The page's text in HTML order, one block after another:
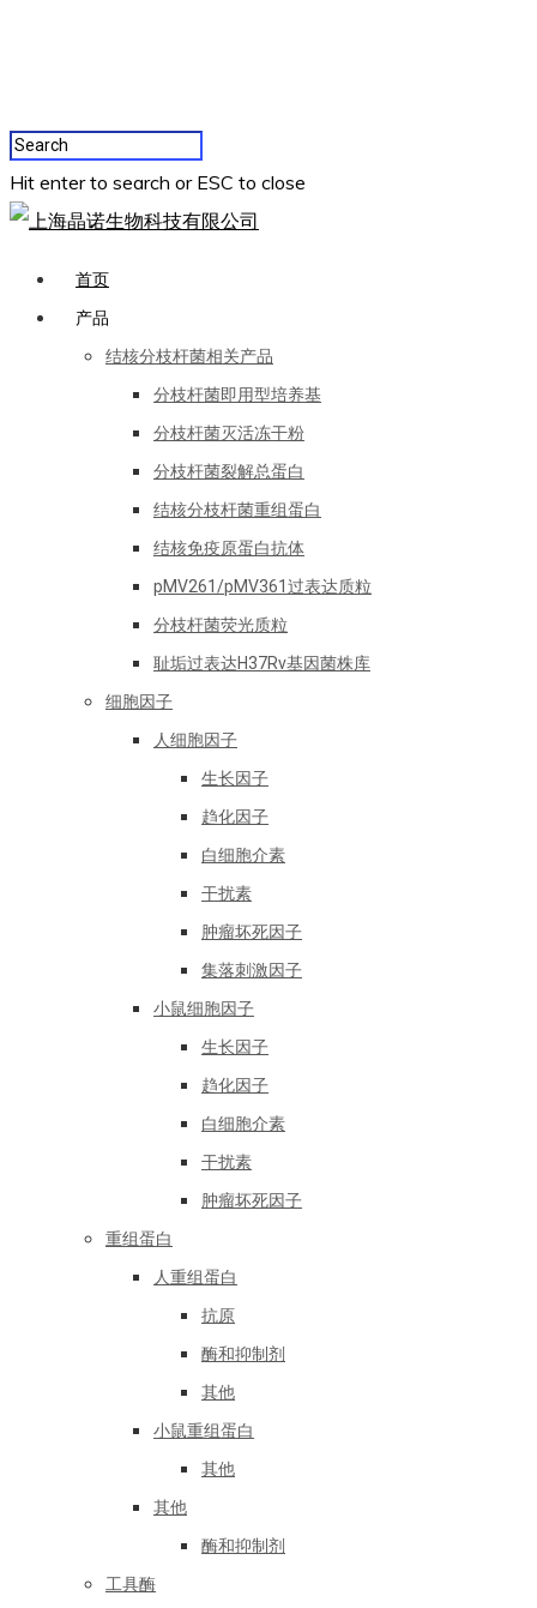
Hit enter to search or ESC to close
首页
产品
结核分枝杆菌相关产品
分枝杆菌即用型培养基
分枝杆菌灭活冻干粉
分枝杆菌裂解总蛋白
结核分枝杆菌重组蛋白
结核免疫原蛋白抗体
pMV261/pMV361过表达质粒
分枝杆菌荧光质粒
耻垢过表达H37Rv基因菌株库
细胞因子
人细胞因子
生长因子
趋化因子
白细胞介素
干扰素
肿瘤坏死因子
集落刺激因子
小鼠细胞因子
生长因子
趋化因子
白细胞介素
干扰素
肿瘤坏死因子
重组蛋白
人重组蛋白
抗原
酶和抑制剂
其他
小鼠重组蛋白
其他
其他
酶和抑制剂
工具酶